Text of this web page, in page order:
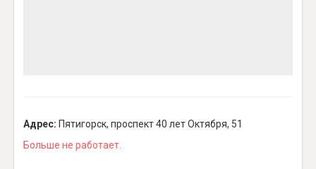
Адрес: Пятигорск, проспект 40 лет Октября, 51
Больше не работает.